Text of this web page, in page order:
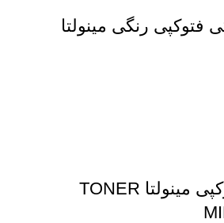
فتوکپی رنگی مینولتا
کارتریچ تونرفتوکپی مینولتا TONER